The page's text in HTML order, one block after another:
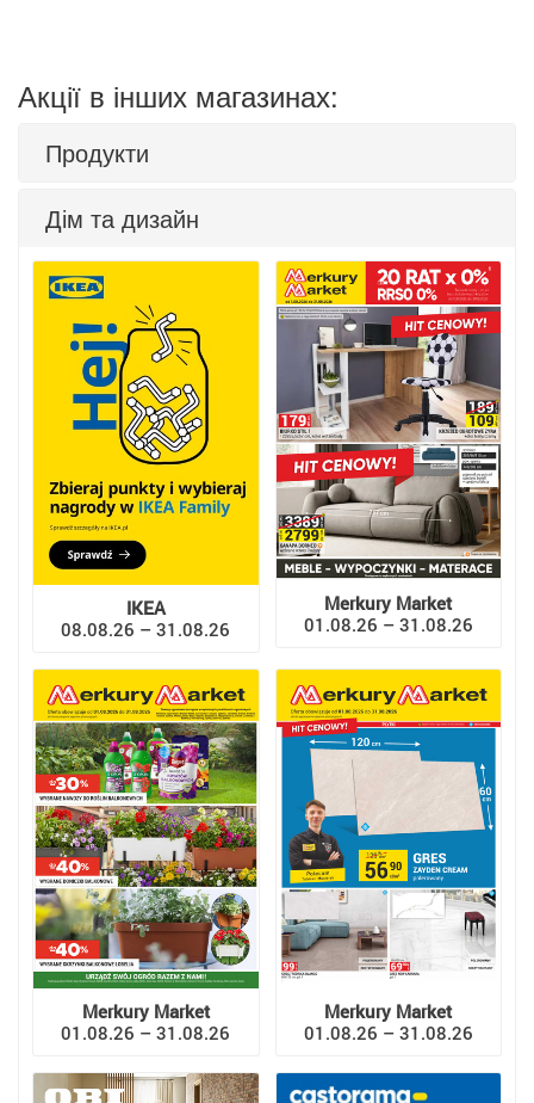
Акції в інших магазинах:
Продукти
Дім та дизайн
IKEA
08.08.26 – 31.08.26
Merkury Market
01.08.26 – 31.08.26
Merkury Market
01.08.26 – 31.08.26
Merkury Market
01.08.26 – 31.08.26